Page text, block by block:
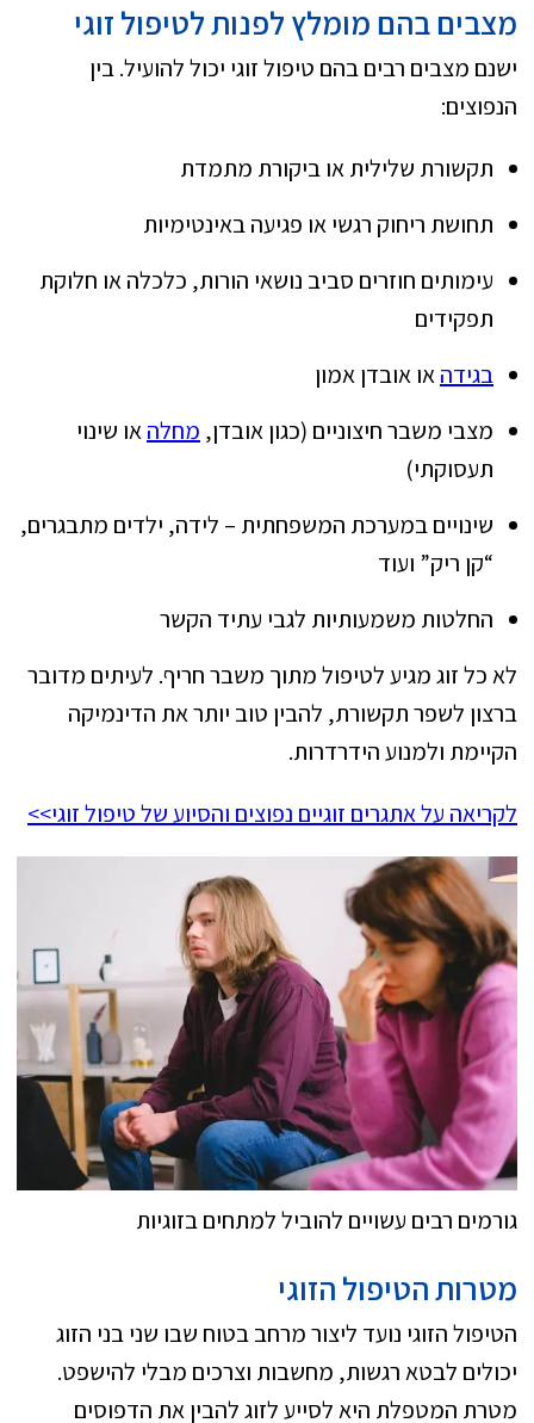
מצבים בהם מומלץ לפנות לטיפול זוגי
ישנם מצבים רבים בהם טיפול זוגי יכול להועיל. בין
הנפוצים:
תקשורת שלילית או ביקורת מתמדת
תחושת ריחוק רגשי או פגיעה באינטימיות
עימותים חוזרים סביב נושאי הורות, כלכלה או חלוקת
תפקידים
בגידהאו אובדן אמון
מצבי משבר חיצוניים (כגון אובדן, מחלהאו שינוי
תעסוקתי)
שינויים במערכת המשפחתית – לידה, ילדים מתבגרים,
“קן ריק” ועוד
החלטות משמעותיות לגבי עתיד הקשר
לא כל זוג מגיע לטיפול מתוך משבר חריף. לעיתים מדובר
ברצון לשפר תקשורת, להבין טוב יותר את הדינמיקה
הקיימת ולמנוע הידרדרות.
לקריאה על אתגרים זוגיים נפוצים והסיוע של טיפול זוגי>>
גורמים רבים עשויים להוביל למתחים בזוגיות
מטרות הטיפול הזוגי
הטיפול הזוגי נועד ליצור מרחב בטוח שבו שני בני הזוג
יכולים לבטא רגשות, מחשבות וצרכים מבלי להישפט.
מטרת המטפלת היא לסייע לזוג להבין את הדפוסים